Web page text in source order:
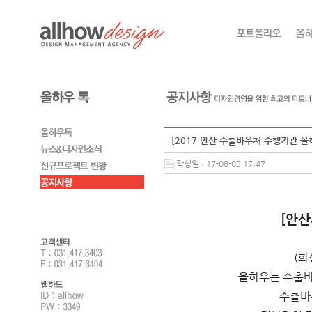
[2017 안산 수출바우처 수행기관
작성일 : 17-08-03 17:47
[안
(화
올하우는 수출
수출